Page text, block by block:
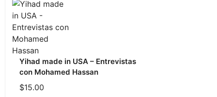
Yihad made in USA – Entrevistas
con Mohamed Hassan
$15.00